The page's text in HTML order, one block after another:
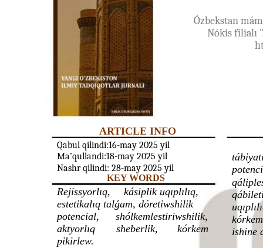
Ózbekstan
Nókis filialı
ARTICLE INFO
Qabul qilindi:16-may 2025 yil
Ma’qullandi:18-may 2025 yil
Nashr qilindi: 28-may 2025 yil
ishine
KEY WORDS
Rejissyorlıq,
kásiplik uqıplılıq,
estetikalıq talǵam, dóretiwshilik
potencial,
shólkemlestiriwshilik,
aktyorlıq
sheberlik,
kórkem
pikirlew.